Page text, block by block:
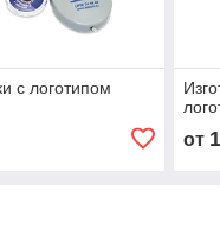
с логотипом
от